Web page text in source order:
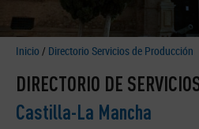
Inicio / Directorio Servicios de Producción
DIRECTORIO DE
Castilla-La Mancha